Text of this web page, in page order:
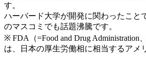
す。
ハーバード大学が開発に関わったこと
のマスコミでも話題沸騰です。
※ FDA（=Food and Drug Administration
は、日本の厚生労働相に相当するアメ